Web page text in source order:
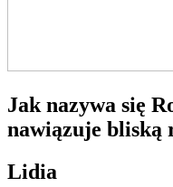
Jak nazywa się
nawiązuje bliską
Lidia